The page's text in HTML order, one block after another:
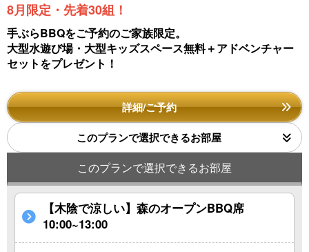
8月限定・先着30組！
手ぶらBBQをご予約のご家族限定。
大型水遊び場・大型キッズスペース無料＋アドベンチャー
セットをプレゼント！
詳細/ご予約
このプランで選択できるお部屋
このプランで選択できるお部屋
【木陰で涼しい】森のオープンBBQ席
10:00~13:00